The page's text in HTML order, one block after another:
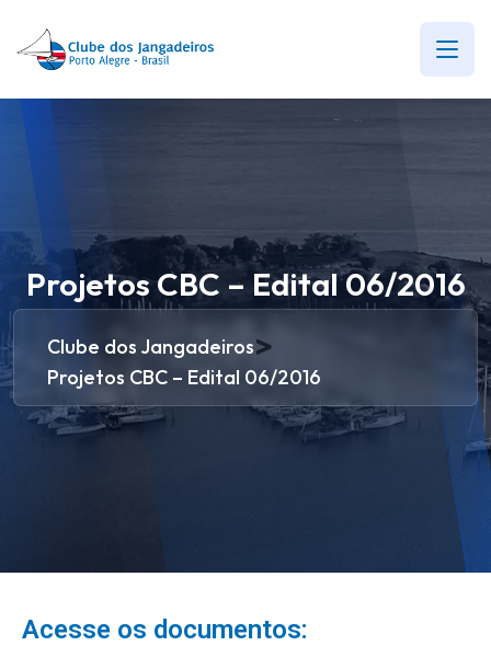
Projetos CBC – Edital 06/2016
Clube dos Jangadeiros>
Projetos CBC – Edital 06/2016
Acesse os documentos: